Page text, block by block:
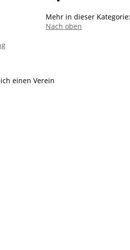
Mehr in dieser Kategorie:
Nach oben
einen Verein